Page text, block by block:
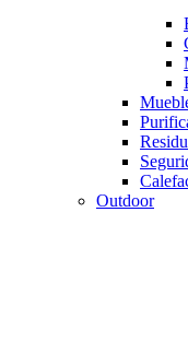
Outdoor